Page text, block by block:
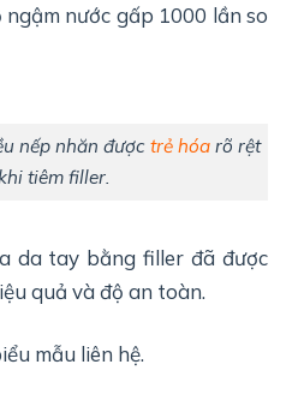
nước gấp 1000 lần so
nếp nhăn được trẻ hóarõ rệt
tiêm filler.
da tay bằng filler đã được
quả và độ an toàn.
mẫu liên hệ.